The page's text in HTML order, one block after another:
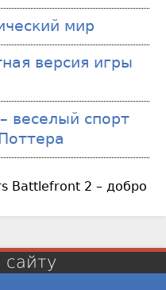
мир
версия игры
веселый спорт
Battlefront 2 – добро